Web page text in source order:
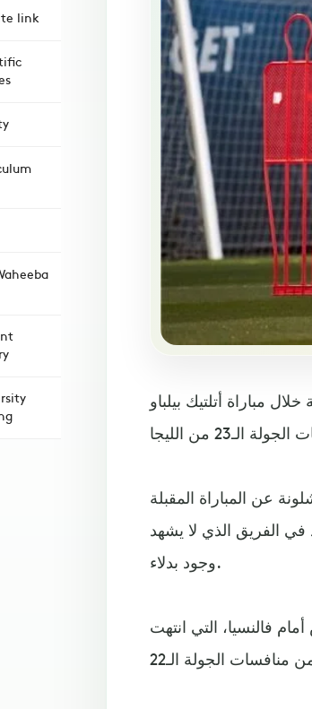
link
مباراة أتلتيك بيلباو
عن المباراة المقبلة
الفريق الذي لا يشهد
وجود بدلاء.
فالنسيا، التي انتهت